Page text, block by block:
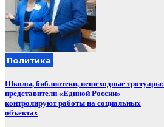
Политика
Школы, библиотеки, пешеходные тротуары:
представители «Единой России»
контролируют работы на социальных
объектах